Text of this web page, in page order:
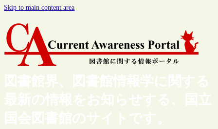
Skip to main content area
図書館界、図書館情報学に関する
最新の情報をお知らせする、国立
国会図書館のサイトです。